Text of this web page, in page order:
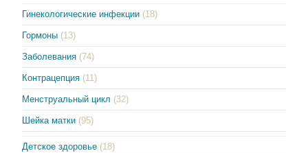
Гинекологические инфекции (18)
Гормоны (13)
Заболевания (74)
Контрацепция (11)
Менструальный цикл (32)
Шейка матки (95)
Детское здоровье (18)